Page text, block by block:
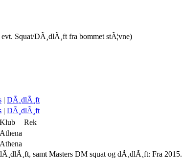
Squat/DÃ¸dlÃ¸ft fra bommet stÃ¦vne)
| DÃ¸dlÃ¸ft
| DÃ¸dlÃ¸ft
Klub
Rek
Athena
Athena
samt Masters DM squat og dÃ¸dlÃ¸ft: Fra 2015.